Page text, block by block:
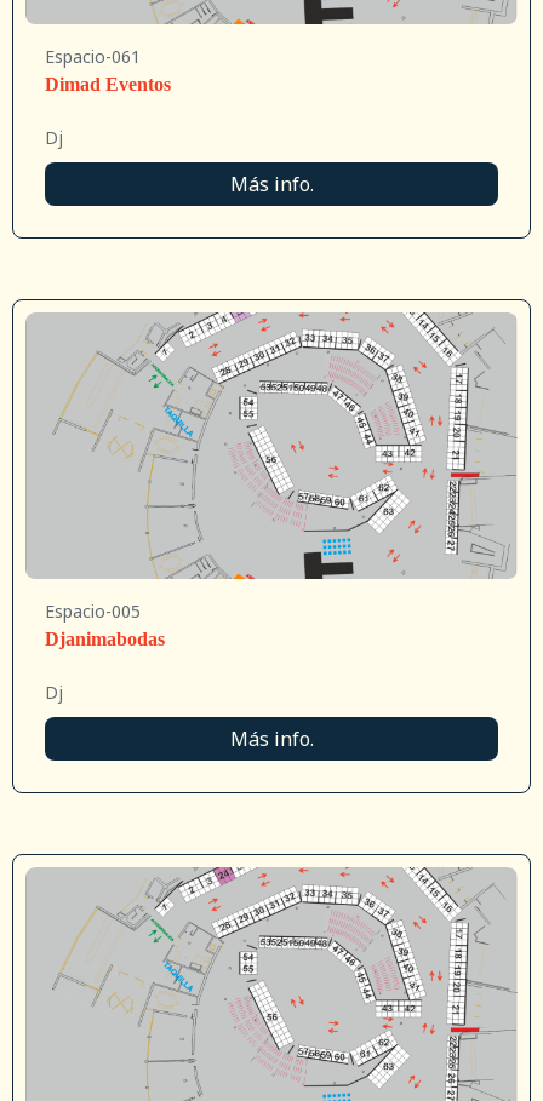
Espacio-061
Dimad Eventos
Dj
Más info.
Espacio-005
Djanimabodas
Dj
Más info.